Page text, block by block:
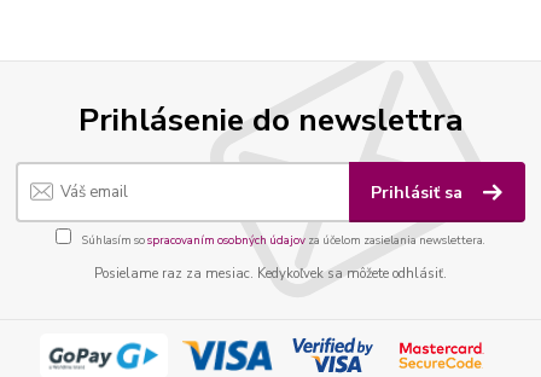
Prihlásenie do newslettra
Prihlásiť sa
Súhlasím sospracovaním osobných údajov za účelom zasielania newslettera.
Posielame raz za mesiac. Kedykoľvek sa môžete odhlásiť.